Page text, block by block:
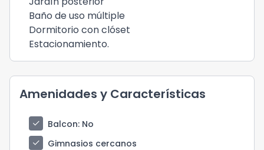
Baño de uso múltiple
Dormitorio con clóset
Estacionamiento.
Amenidades y Características
check Balcon: No
check
Gimnasios cercanos